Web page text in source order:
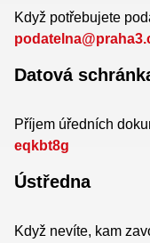
Když potřebujete
Datová
Příjem úředních
eqkbt8g
Ústředna
Když nevíte, kam